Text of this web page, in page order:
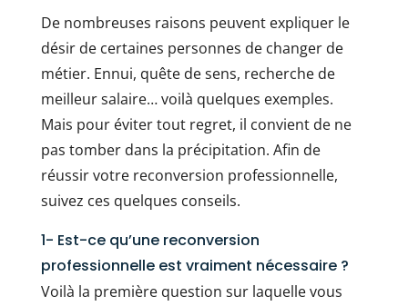
De nombreuses raisons peuvent expliquer le
désir de certaines personnes de changer de
métier. Ennui, quête de sens, recherche de
meilleur salaire… voilà quelques exemples.
Mais pour éviter tout regret, il convient de ne
pas tomber dans la précipitation. Afin de
réussir votre reconversion professionnelle,
suivez ces quelques conseils.
1- Est-ce qu’une reconversion
professionnelle est vraiment nécessaire ?
Voilà la première question sur laquelle vous